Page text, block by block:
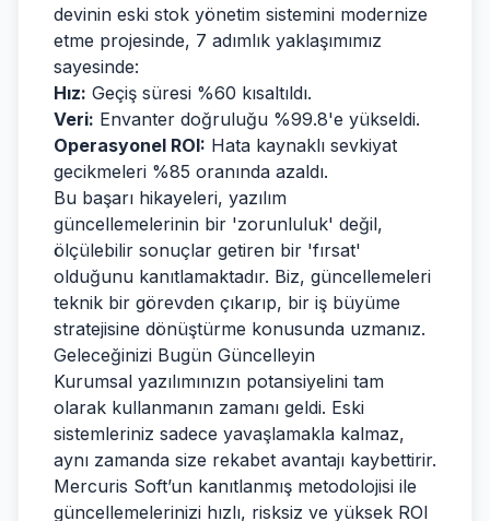
devinin eski stok yönetim sistemini modernize
etme projesinde, 7 adımlık yaklaşımımız
sayesinde:
Hız: Geçiş süresi %60 kısaltıldı.
Veri: Envanter doğruluğu %99.8'e yükseldi.
Operasyonel ROI: Hata kaynaklı sevkiyat
gecikmeleri %85 oranında azaldı.
Bu başarı hikayeleri, yazılım
güncellemelerinin bir 'zorunluluk' değil,
ölçülebilir sonuçlar getiren bir 'fırsat'
olduğunu kanıtlamaktadır. Biz, güncellemeleri
teknik bir görevden çıkarıp, bir iş büyüme
stratejisine dönüştürme konusunda uzmanız.
Geleceğinizi Bugün Güncelleyin
Kurumsal yazılımınızın potansiyelini tam
olarak kullanmanın zamanı geldi. Eski
sistemleriniz sadece yavaşlamakla kalmaz,
aynı zamanda size rekabet avantajı kaybettirir.
Mercuris Soft’un kanıtlanmış metodolojisi ile
güncellemelerinizi hızlı, risksiz ve yüksek ROI